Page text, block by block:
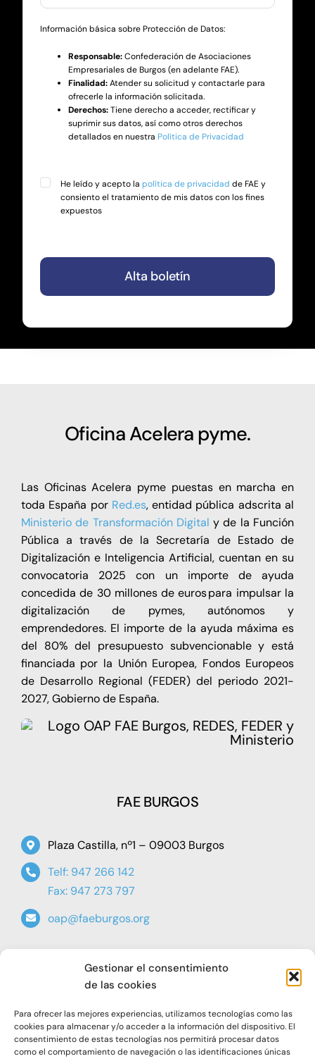
Gestionar el consentimiento
de las cookies
Para ofrecer las mejores experiencias, utilizamos tecnologías como las
cookies para almacenar y/o acceder a la información del dispositivo. El
consentimiento de estas tecnologías nos permitirá procesar datos
como el comportamiento de navegación o las identificaciones únicas
Información básica sobre Protección de Datos:
Responsable:Confederación de Asociaciones
Empresariales de Burgos (en adelante FAE).
Finalidad:Atender su solicitud y contactarle para
ofrecerle la información solicitada.
Derechos:Tiene derecho a acceder, rectificar y
suprimir sus datos, así como otros derechos
detallados en nuestra Política de Privacidad
He leído y acepto la política de privacidad de FAE y
consiento el tratamiento de mis datos con los fines
expuestos
Alta boletín
Oficina Acelera pyme.
Las Oficinas Acelera pyme puestas en marcha en
toda España por Red.es, entidad pública adscrita al
Ministerio de Transformación Digital y de la Función
Pública a través de la Secretaría de Estado de
Digitalización e Inteligencia Artificial, cuentan en su
convocatoria 2025 con un importe de ayuda
concedida de 30 millones de euros para impulsar la
digitalización de pymes, autónomos y
emprendedores. El importe de la ayuda máxima es
del 80% del presupuesto subvencionable y está
financiada por la Unión Europea, Fondos Europeos
de Desarrollo Regional (FEDER) del periodo 2021-
2027, Gobierno de España.
FAE BURGOS
Plaza Castilla, nº1 – 09003 Burgos
Telf: 947 266 142
Fax: 947 273 797
oap@faeburgos.org
© 2021. Todos los derechos reservados |Aviso Legal
|Política de Privacidad|Política de Cookies